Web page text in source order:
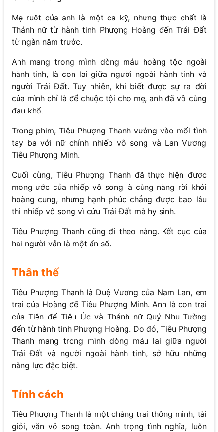
Mẹ ruột của anh là một ca kỹ, nhưng thực chất là
Thánh nữ từ hành tinh Phượng Hoàng đến Trái Đất
từ ngàn năm trước.
Anh mang trong mình dòng máu hoàng tộc ngoài
hành tinh, là con lai giữa người ngoài hành tinh và
người Trái Đất. Tuy nhiên, khi biết được sự ra đời
của mình chỉ là để chuộc tội cho mẹ, anh đã vô cùng
đau khổ.
Trong phim, Tiêu Phượng Thanh vướng vào mối tình
tay ba với nữ chính nhiếp vô song và Lan Vương
Tiêu Phượng Minh.
Cuối cùng, Tiêu Phượng Thanh đã thực hiện được
mong ước của nhiếp vô song là cùng nàng rời khỏi
hoàng cung, nhưng hạnh phúc chẳng được bao lâu
thì nhiếp vô song vì cứu Trái Đất mà hy sinh.
Tiêu Phượng Thanh cũng đi theo nàng. Kết cục của
hai người vẫn là một ẩn số.
Thân thế
Tiêu Phượng Thanh là Duệ Vương của Nam Lan, em
trai của Hoàng đế Tiêu Phượng Minh. Anh là con trai
của Tiên đế Tiêu Úc và Thánh nữ Quý Nhu Tường
đến từ hành tinh Phượng Hoàng. Do đó, Tiêu Phượng
Thanh mang trong mình dòng máu lai giữa người
Trái Đất và người ngoài hành tinh, sở hữu những
năng lực đặc biệt.
Tính cách
Tiêu Phượng Thanh là một chàng trai thông minh, tài
giỏi, văn võ song toàn. Anh trọng tình nghĩa, luôn